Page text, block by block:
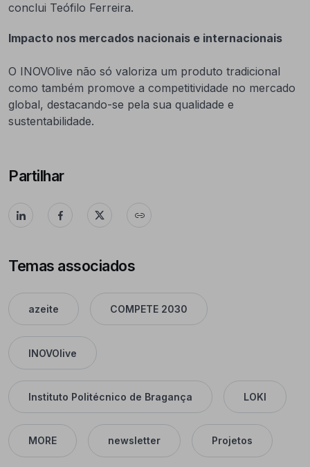
conclui Teófilo Ferreira.
Impacto nos mercados nacionais e internacionais
O INOVOlive não só valoriza um produto tradicional
como também promove a competitividade no mercado
global, destacando-se pela sua qualidade e
sustentabilidade.
Partilhar
Temas associados
azeite COMPETE 2030
INOVOlive
Instituto Politécnico de Bragança LOKI
MORE newsletter Projetos